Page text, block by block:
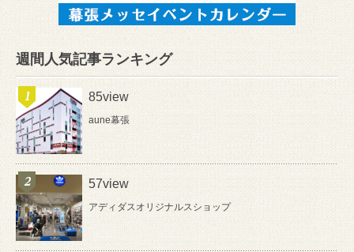
週間人気記事ランキング
85view
aune幕張
57view
アディダスオリジナルスショップ